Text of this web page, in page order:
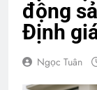
động
Định
Ngọc Tuân